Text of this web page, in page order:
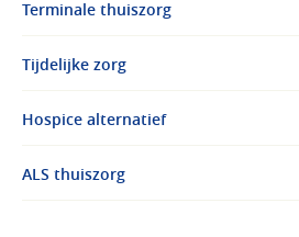
Terminale thuiszorg
Tijdelijke zorg
Hospice alternatief
ALS thuiszorg